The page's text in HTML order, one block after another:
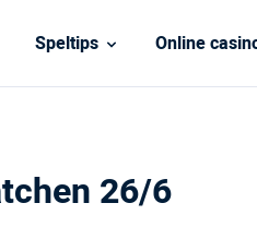
Speltips Online
26/6